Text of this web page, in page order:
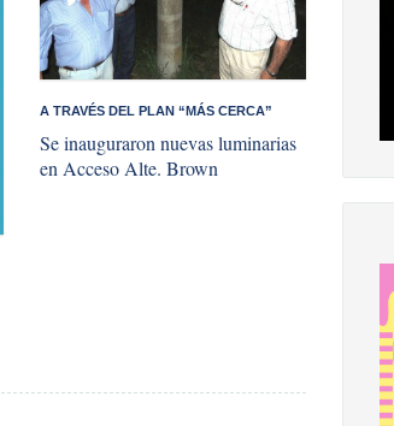
A TRAVÉS DEL PLAN “MÁS CERCA”
Se inauguraron nuevas luminarias
en Acceso Alte. Brown